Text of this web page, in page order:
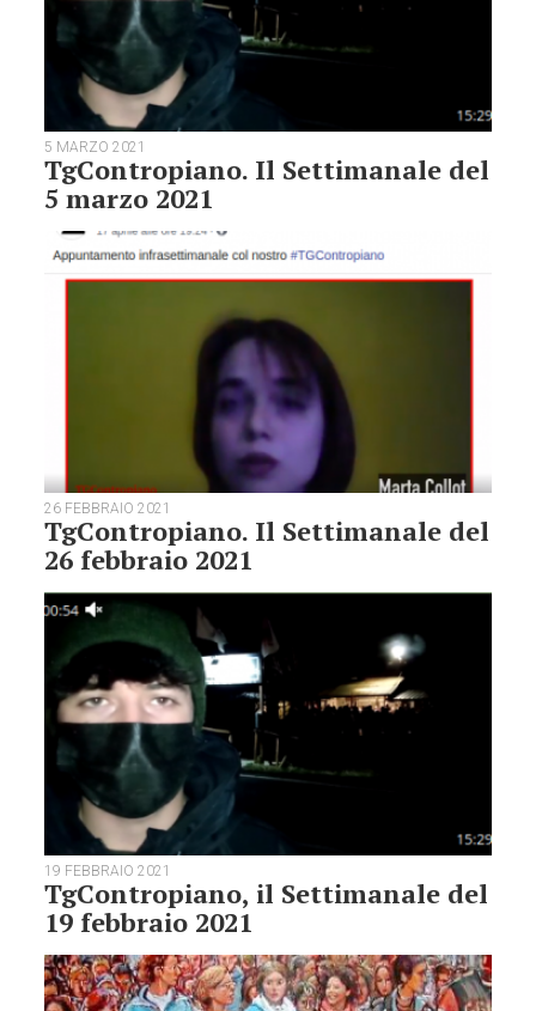
5 MARZO 2021
TgContropiano. Il Settimanale del
5 marzo 2021
26 FEBBRAIO 2021
TgContropiano. Il Settimanale del
26 febbraio 2021
19 FEBBRAIO 2021
TgContropiano, il Settimanale del
19 febbraio 2021